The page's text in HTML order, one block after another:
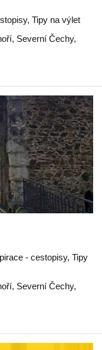
Tipy na výlet
, Severní Čechy,
- cestopisy, Tipy
, Severní Čechy,